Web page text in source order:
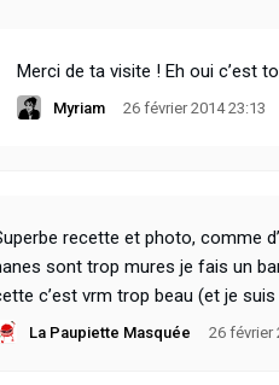
Merci de ta visite ! Eh oui c’est
Myriam 26 février 2014 23:13
recette et photo, comme
sont trop mures je fais un
c’est vrm trop beau (et je
La Paupiette Masquée 26 février